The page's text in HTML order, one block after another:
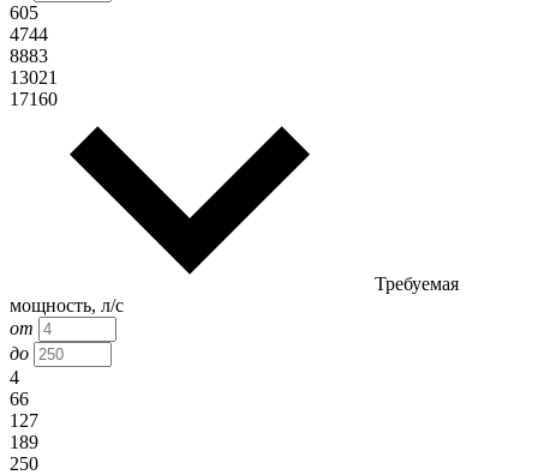
605
4744
8883
13021
17160
Требуемая
мощность, л/с
от
до
4
66
127
189
250